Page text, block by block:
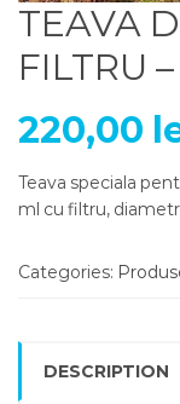
TEAVA
FILTRU
220,00
Teava speciala
ml cu filtru,
Categories:
DESCRIPTION